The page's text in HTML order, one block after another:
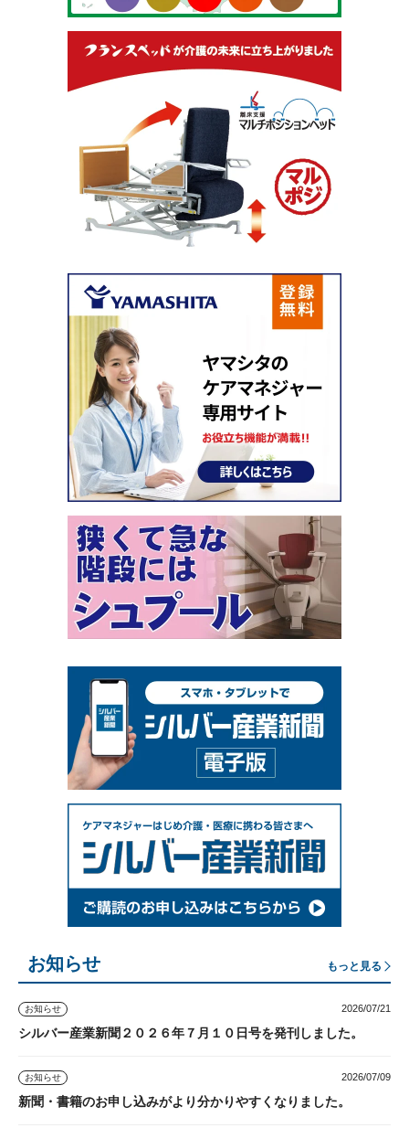
お知らせ もっと見る
お知らせ 2026/07/21
シルバー産業新聞２０２６年７月１０日号を発刊しました。
お知らせ 2026/07/09
新聞・書籍のお申し込みがより分かりやすくなりました。